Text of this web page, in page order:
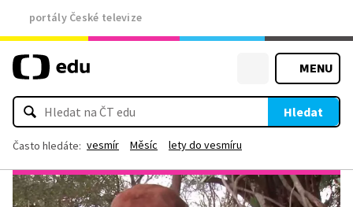
portály České televize
MENU
Hledat
Často hledáte: vesmír Měsíc lety do vesmíru